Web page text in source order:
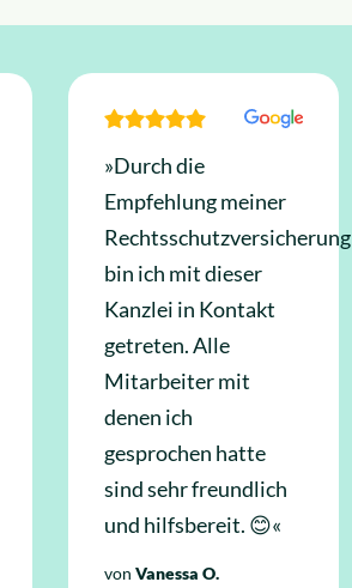
»Durch die
Empfehlung meiner
Rechtsschutzversicherung
bin ich mit dieser
Kanzlei in Kontakt
getreten. Alle
Mitarbeiter mit
denen ich
gesprochen hatte
sind sehr freundlich
und hilfsbereit. 😊«
von Vanessa O.